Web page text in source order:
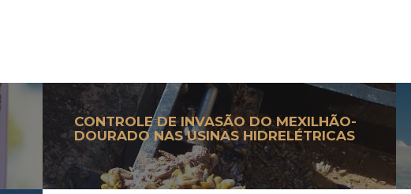
CONTROLE DE INVASÃO DO MEXILHÃO-
DOURADO NAS USINAS HIDRELÉTRICAS
MEIO AMBIENTE